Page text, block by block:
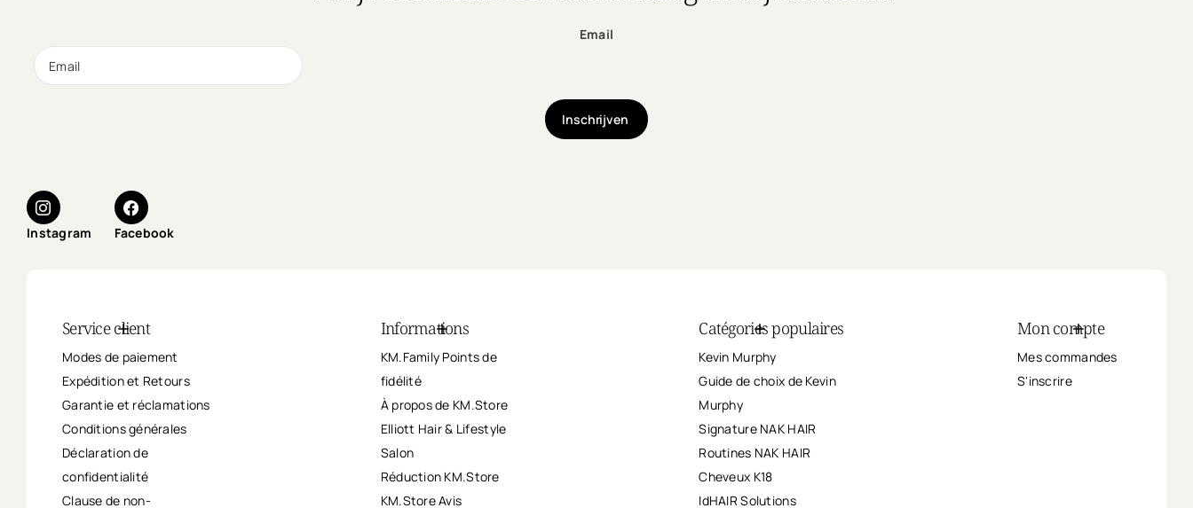
Email
Inschrijven
Instagram Facebook
Service client
Modes de paiement
Expédition et Retours
Garantie et réclamations
Conditions générales
Déclaration de
confidentialité
Clause de non-
Informations
KM.Family Points de
fidélité
À propos de KM.Store
Elliott Hair & Lifestyle
Salon
Réduction KM.Store
KM.Store Avis
Catégories populaires
Kevin Murphy
Guide de choix de Kevin
Murphy
Signature NAK HAIR
Routines NAK HAIR
Cheveux K18
IdHAIR Solutions
Mon compte
Mes commandes
S'inscrire